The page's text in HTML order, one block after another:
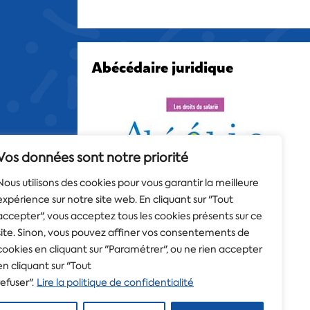
données sont notre priorité
utilisons des cookies pour vous garantir la meilleure
sur notre site web. En cliquant sur "Tout
vous acceptez tous les cookies présents sur ce
Sinon, vous pouvez affiner vos consentements de
en cliquant sur "Paramétrer", ou ne rien accepter
cliquant sur "Tout
Lire la politique de confidentialité
Abécédaire juridique